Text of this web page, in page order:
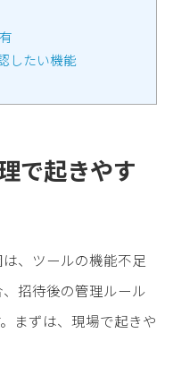
したい機能
で起きやす
、ツールの機能不足
招待後の管理ルール
まずは、現場で起きや